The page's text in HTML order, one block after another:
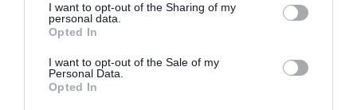
not limited to your visit or usage behaviour. You may click to
grant or deny consent to Google and its third-party tags to
use your data for below specified purposes in below Google
consent section.
I want to opt-out of the Sharing of my
personal data.
Opted In
I want to opt-out of the Sale of my
Personal Data.
Opted In